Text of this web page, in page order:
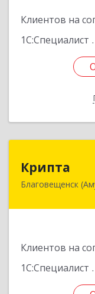
Клиентов на
1С:Специалист
Крипта
Благовещенск
Клиентов на
1С:Специалист